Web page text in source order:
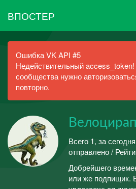
ВПОСТЕР
Ошибка VK API #5
Недействительный
сообщества нужно
повторно.
Всего 1, за
отправлено /
Добрейшего
или же подпищик.